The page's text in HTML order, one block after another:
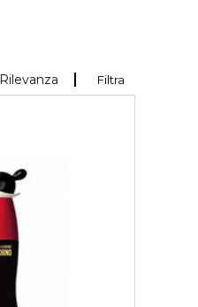
Filtra
Rilevanza